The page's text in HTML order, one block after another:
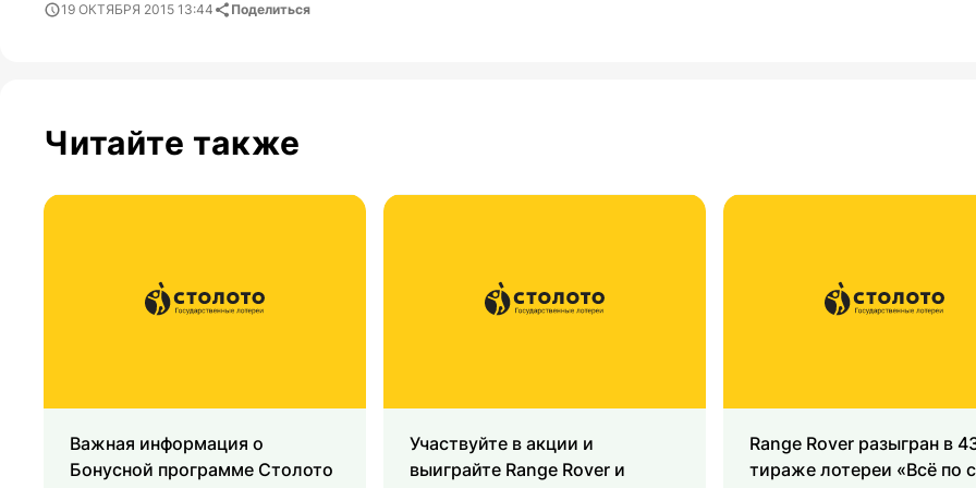
19 ОКТЯБРЯ 2015 13:44 Поделиться
Читайте также
Важная информация о
Бонусной программе Столото
Участвуйте в акции и
выиграйте Range Rover и
Range Rover разыгран в
тираже лотереи «Всё по